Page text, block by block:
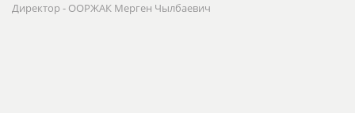
Директор - ООРЖАК Мерген Чылбаевич